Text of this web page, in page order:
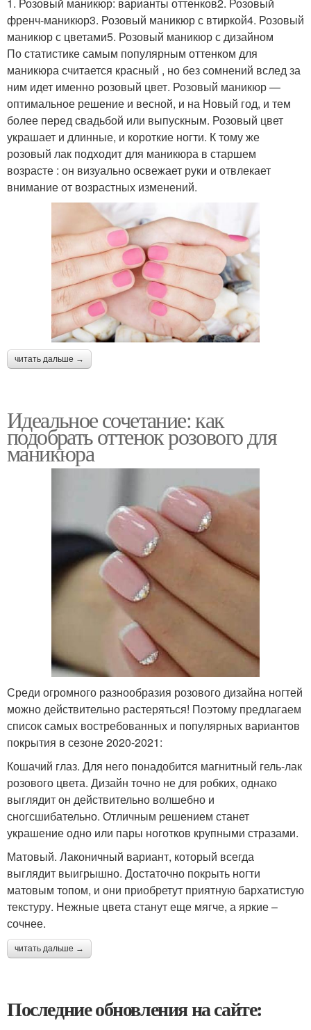
1. Розовый маникюр: варианты оттенков2. Розовый
френч-маникюр3. Розовый маникюр с втиркой4. Розовый
маникюр с цветами5. Розовый маникюр с дизайном
По статистике самым популярным оттенком для
маникюра считается красный , но без сомнений вслед за
ним идет именно розовый цвет. Розовый маникюр —
оптимальное решение и весной, и на Новый год, и тем
более перед свадьбой или выпускным. Розовый цвет
украшает и длинные, и короткие ногти. К тому же
розовый лак подходит для маникюра в старшем
возрасте : он визуально освежает руки и отвлекает
внимание от возрастных изменений.
читать дальше →
Идеальное сочетание: как
подобрать оттенок розового для
маникюра
Среди огромного разнообразия розового дизайна ногтей
можно действительно растеряться! Поэтому предлагаем
список самых востребованных и популярных вариантов
покрытия в сезоне 2020-2021:
Кошачий глаз. Для него понадобится магнитный гель-лак
розового цвета. Дизайн точно не для робких, однако
выглядит он действительно волшебно и
сногсшибательно. Отличным решением станет
украшение одно или пары ноготков крупными стразами.
Матовый. Лаконичный вариант, который всегда
выглядит выигрышно. Достаточно покрыть ногти
матовым топом, и они приобретут приятную бархатистую
текстуру. Нежные цвета станут еще мягче, а яркие –
сочнее.
читать дальше →
Последние обновления на сайте: